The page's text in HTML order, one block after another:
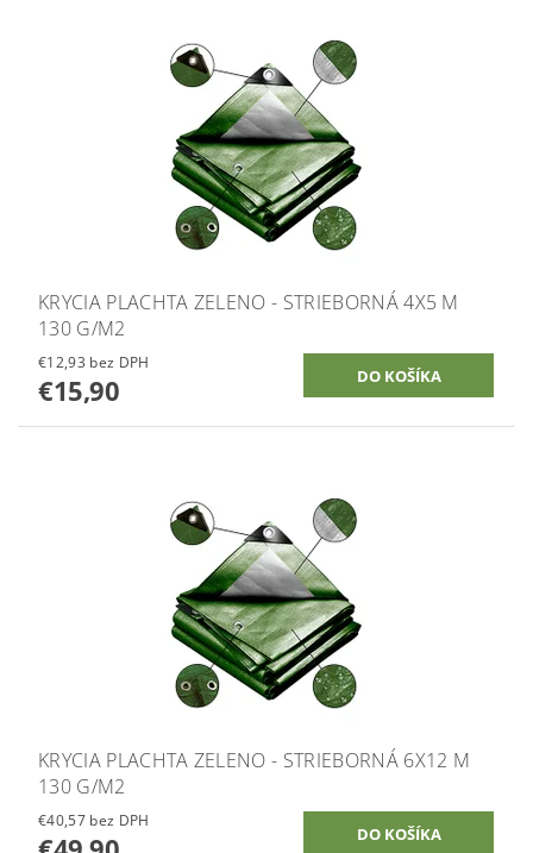
KRYCIA PLACHTA ZELENO - STRIEBORNÁ 4X5 M
130 G/M2
€12,93 bez DPH
€15,90
KRYCIA PLACHTA ZELENO - STRIEBORNÁ 6X12 M
130 G/M2
€40,57 bez DPH